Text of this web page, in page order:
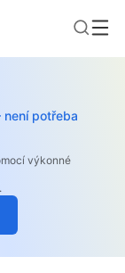
není potřeba
výkonné